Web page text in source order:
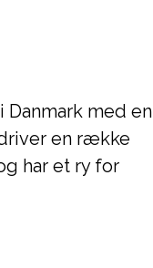
med en
en række
har et ry for